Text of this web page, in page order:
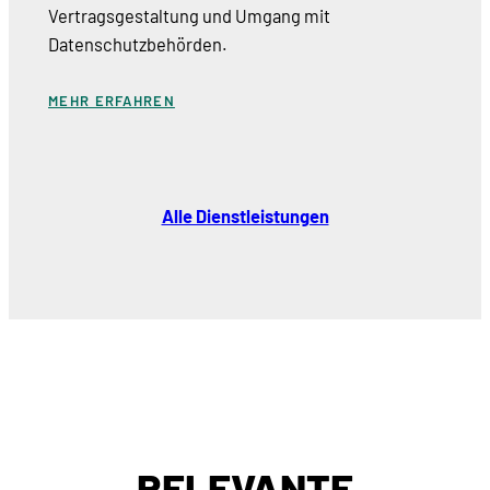
Vertragsgestaltung und Umgang mit
Datenschutzbehörden.
MEHR ERFAHREN
Alle Dienstleistungen